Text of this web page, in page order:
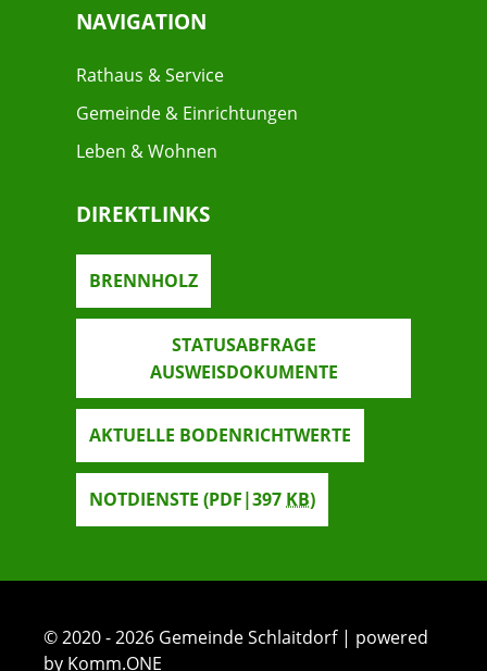
NAVIGATION
Rathaus & Service
Gemeinde & Einrichtungen
Leben & Wohnen
DIREKTLINKS
BRENNHOLZ
STATUSABFRAGE
AUSWEISDOKUMENTE
AKTUELLE BODENRICHTWERTE
NOTDIENSTE (PDF|397 KB)
© 2020 - 2026 Gemeinde Schlaitdorf | powered
by Komm.ONE